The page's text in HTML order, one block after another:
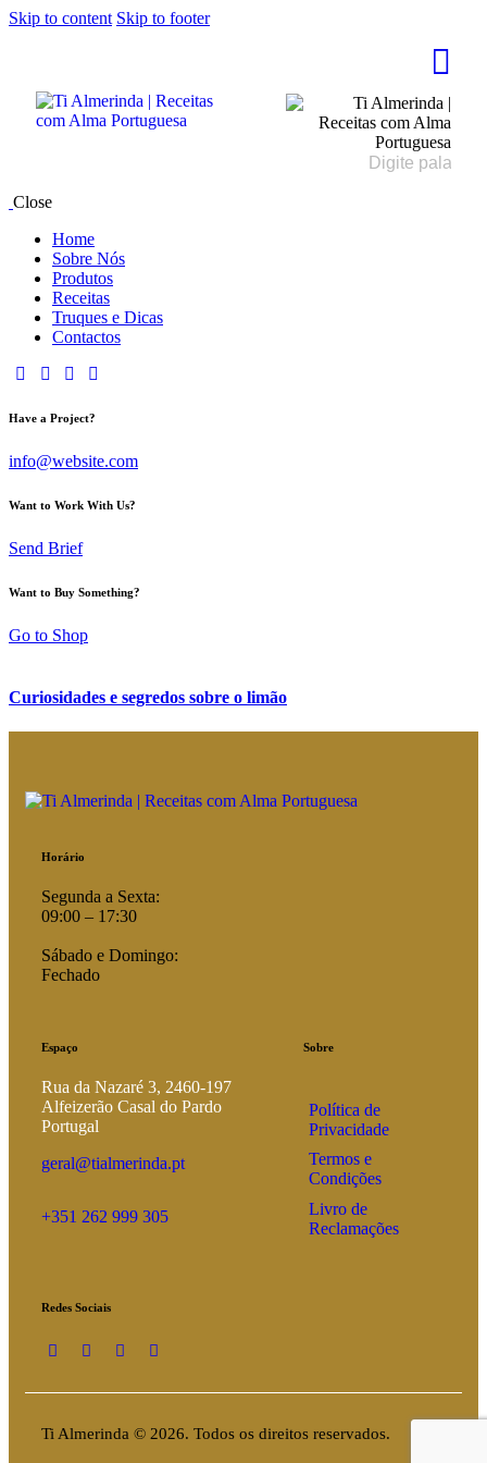
Skip to content Skip to footer
Close
Home
Sobre Nós
Produtos
Receitas
Truques e Dicas
Contactos
Have a Project?
info@website.com
Want to Work With Us?
Send Brief
Want to Buy Something?
Go to Shop
Curiosidades e segredos sobre o limão
Horário
Segunda a Sexta:
09:00 – 17:30
Sábado e Domingo:
Fechado
Espaço
Rua da Nazaré 3, 2460-197
Alfeizerão Casal do Pardo
Portugal
geral@tialmerinda.pt
+351 262 999 305
Sobre
Política de
Privacidade
Termos e
Condições
Livro de
Reclamações
Redes Sociais
Ti Almerinda © 2026. Todos os direitos reservados.